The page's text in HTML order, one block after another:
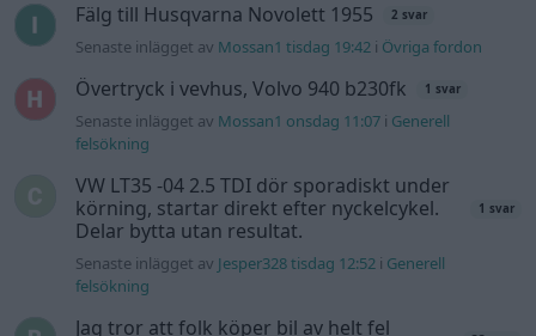
Fälg till Husqvarna Novolett 1955 2 svar
Senaste inlägget av Mossan1 tisdag 19:42 i Övriga fordon
Övertryck i vevhus, Volvo 940 b230fk 1 svar
Senaste inlägget av Mossan1 onsdag 11:07 i Generell
felsökning
VW LT35 -04 2.5 TDI dör sporadiskt under
körning, startar direkt efter nyckelcykel.
Delar bytta utan resultat.
1 svar
Senaste inlägget av Jesper328 tisdag 12:52 i Generell
felsökning
Jag tror att folk köper bil av helt fel